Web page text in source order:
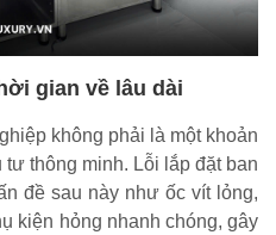
gian về lâu dài
không phải là một khoản
thông minh. Lỗi lắp đặt ban
đề sau này như ốc vít lỏng,
kiện hỏng nhanh chóng, gây